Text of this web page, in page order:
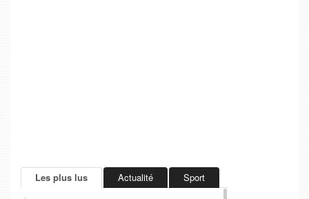
Les plus lus Actualité Sport